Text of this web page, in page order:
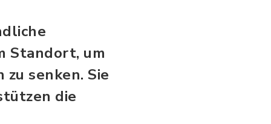
Standort, um
senken. Sie
die